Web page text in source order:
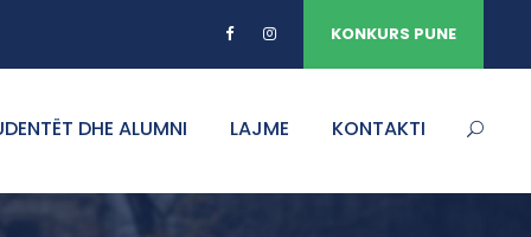
KONKURS PUNE
DHE ALUMNI LAJME KONTAKTI